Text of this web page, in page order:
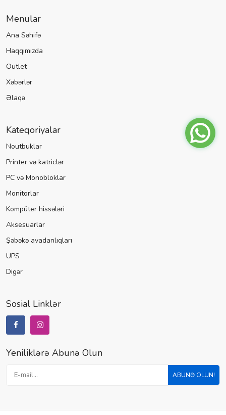
Menular
Ana Səhifə
Haqqımızda
Outlet
Xəbərlər
Əlaqə
Kateqoriyalar
Noutbuklar
Printer və katriclər
PC və Monobloklar
Monitorlar
Kompüter hissələri
Aksesuarlar
Şəbəkə avadanlıqları
UPS
Digər
Sosial Linklər
Yeniliklərə Abunə Olun
ABUNƏ OLUN!